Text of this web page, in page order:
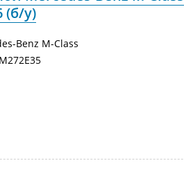
(б/у)
Benz M-Class
M272E35